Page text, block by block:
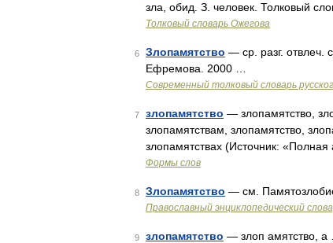
зла, обид. З. человек. Толковый
Толковый словарь Ожегова
6 Злопамятство — ср. разг. отвлеч.
Ефремова. 2000 …
Современный толковый словарь
7 злопамятство — злопамятство,
злопамятствам, злопамятство,
злопамятствах (Источник:
Формы слов
8 Злопамятство — см.
Православный энциклопедический
9 злопамятство — злоп амятство, а